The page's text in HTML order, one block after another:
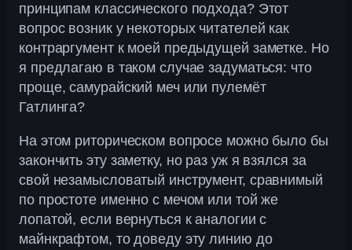
принципам классического подхода? Этот
вопрос возник у некоторых читателей как
контраргумент к моей предыдущей заметке. Но
я предлагаю в таком случае задуматься: что
проще, самурайский меч или пулемёт
Гатлинга?
На этом риторическом вопросе можно было бы
закончить эту заметку, но раз уж я взялся за
свой незамысловатый инструмент, сравнимый
по простоте именно с мечом или той же
лопатой, если вернуться к аналогии с
майнкрафтом, то доведу эту линию до